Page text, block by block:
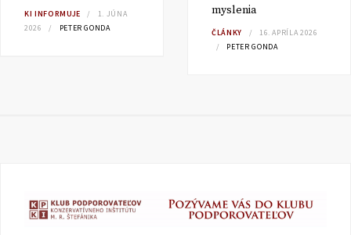
KI INFORMUJE
1. JÚNA
2026
PETER GONDA
myslenia
ČLÁNKY
16. APRÍLA 2026
PETER GONDA